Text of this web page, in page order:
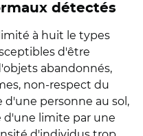
détectés
à huit le types
d'être
abandonnés,
non-respect du
d'une personne au sol,
d'une limite par une